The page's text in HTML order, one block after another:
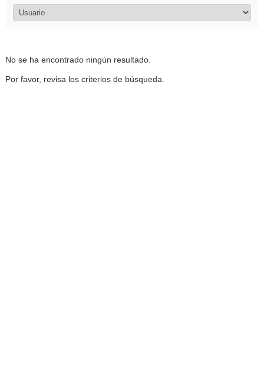
No se ha encontrado ningún resultado.
Por favor, revisa los criterios de búsqueda.